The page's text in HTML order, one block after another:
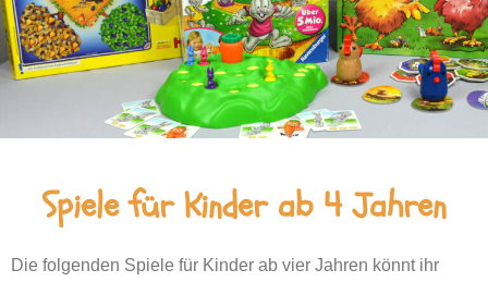
Spiele für Kinder ab 4 Jahren
Die folgenden Spiele für Kinder ab vier Jahren könnt ihr